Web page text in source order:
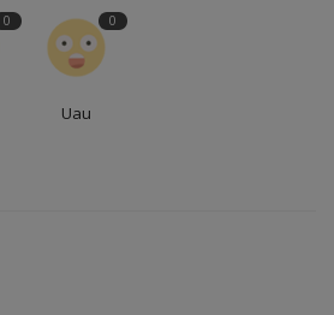
0 0
Uau